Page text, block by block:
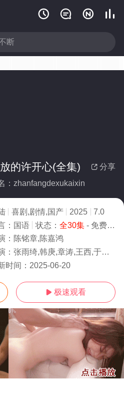
   
 分享
的许开心(全集)
：zhanfangdexukaixin
喜剧,剧情,国产 2025
7.0
： 国语 状态： 全30集- 免费在线观看
： 陈铭章,陈嘉鸿
： 张雨绮,韩庚,章涛,王西,于欣禾,江易轩,吴玉芳,方晓莉,李天柱,顾艳,徐梓嘉,卢雅熙,孔梓柔,彭博,夏力薪,
时间： 2025-06-20
 极速观看